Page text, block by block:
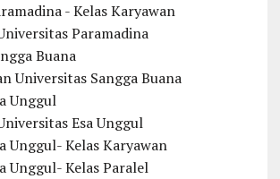
- Kelas Karyawan
Paramadina
Buana
Universitas Sangga Buana
Unggul
Esa Unggul
Unggul- Kelas Karyawan
Unggul- Kelas Paralel